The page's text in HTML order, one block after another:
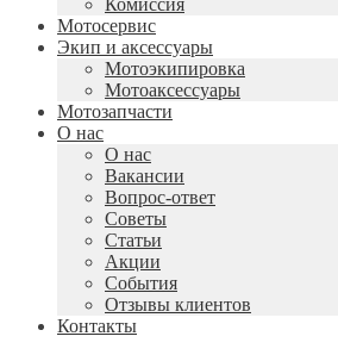
Комиссия
Мотосервис
Экип и аксессуары
Мотоэкипировка
Мотоаксессуары
Мотозапчасти
О нас
О нас
Вакансии
Вопрос-ответ
Советы
Статьи
Акции
События
Отзывы клиентов
Контакты